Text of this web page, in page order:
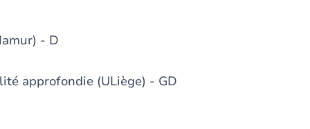
- D
approfondie (ULiège) - GD